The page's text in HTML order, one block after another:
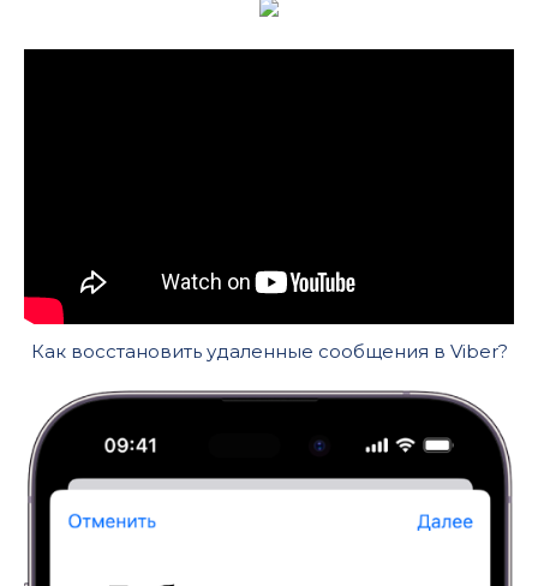
Как восстановить удаленные сообщения в Viber?